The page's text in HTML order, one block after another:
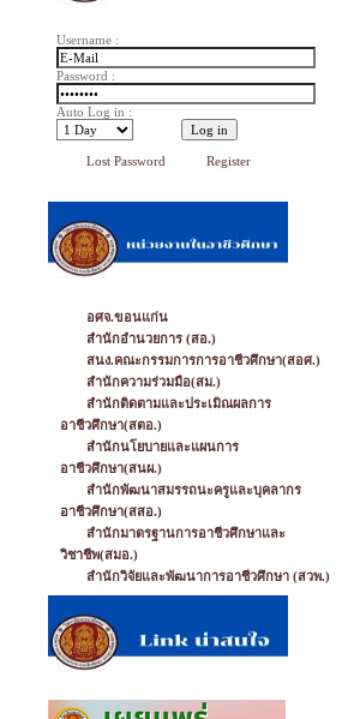
Username :
Password :
Auto Log in :
Lost Password Register
อศจ.ขอนแก่น
สำนักอำนวยการ (สอ.)
สนง.คณะกรรมการการอาชีวศึกษา(สอศ.)
สำนักความร่วมมือ(สม.)
สำนักติดตามและประเมิณผลการ
อาชีวศึกษา(สตอ.)
สำนักนโยบายและแผนการ
อาชีวศึกษา(สนผ.)
สำนักพัฒนาสมรรถนะครูและบุคลากร
อาชีวศึกษา(สสอ.)
สำนักมาตรฐานการอาชีวศึกษาและ
วิชาชีพ(สมอ.)
สำนักวิจัยและพัฒนาการอาชีวศึกษา (สวพ.)